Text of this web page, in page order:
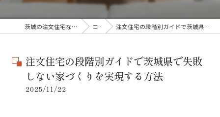
茨城の注文住宅なら明日家デザイン工房 コラム 注文住宅の段階別ガイドで茨城県で失敗しない家づくりを実現する方法
注文住宅の段階別ガイドで茨城県で失敗
しない家づくりを実現する方法
2025/11/22